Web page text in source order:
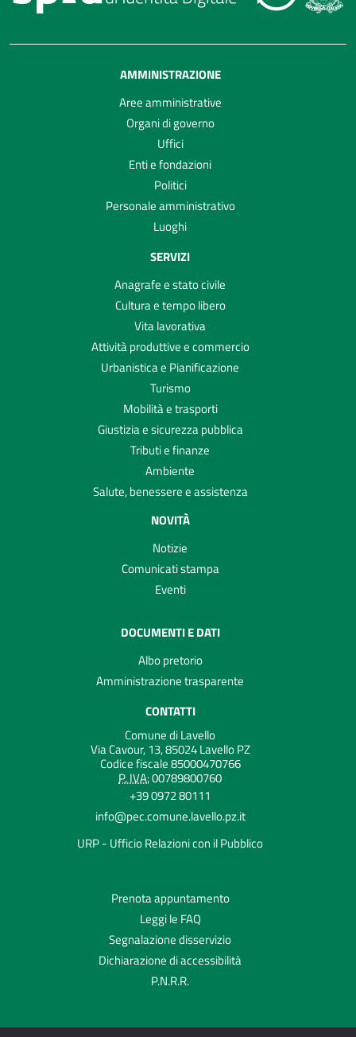
AMMINISTRAZIONE
Aree amministrative
Organi di governo
Uffici
Enti e fondazioni
Politici
Personale amministrativo
Luoghi
SERVIZI
Anagrafe e stato civile
Cultura e tempo libero
Vita lavorativa
Attività produttive e commercio
Urbanistica e Pianificazione
Turismo
Mobilità e trasporti
Giustizia e sicurezza pubblica
Tributi e finanze
Ambiente
Salute, benessere e assistenza
NOVITÀ
Notizie
Comunicati stampa
Eventi
DOCUMENTI E DATI
Albo pretorio
Amministrazione trasparente
CONTATTI
Comune di Lavello
Via Cavour, 13, 85024 Lavello PZ
Codice fiscale 85000470766
P. IVA:00789800760
+39 0972 80111
info@pec.comune.lavello.pz.it
URP - Ufficio Relazioni con il Pubblico
Prenota appuntamento
Leggi le FAQ
Segnalazione disservizio
Dichiarazione di accessibilità
P.N.R.R.